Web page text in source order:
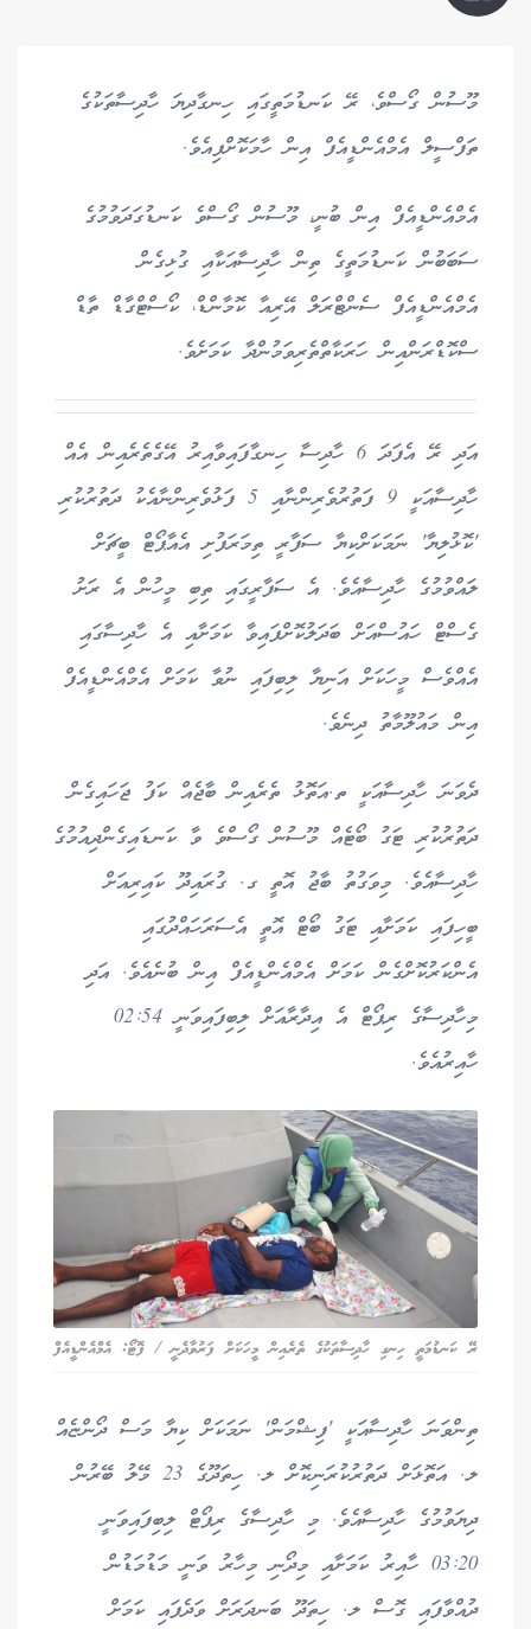
މޫސުން ގޯސްވެ، ރޭ ކަނޑުމަތީގައި ހިނގާދިޔަ ހާދިސާތަކުގެ
ތަފްސީލް އެމްއެންޑީއެފް އިން ހާމަކޮށްފިއެވެ.
އެމްއެންޑީއެފް އިން ބުނީ، މޫސުން ގޯސްވެ ކަނޑުގަދަވުމުގެ
ސަބަބުން ކަނޑުމަތީގެ ތިން ހާދިސާއަކާއި ގުޅިގެން
އެމްއެންޑީއެފް ސެންޓްރަލް އޭރިއާ ކޮމާންޑް، ކޯސްޓްގާޑް ތާޑް
ސްކޮޑްރަންއިން ހަރަކާތްތެރިވަމުންދާ ކަމަށެވެ.
އަދި ރޭ އެފަދަ 6 ހާދިސާ ހިނގާފައިވާއިރު އޭގެތެރެއިން އެއް
ހާދިސާއަކީ 9 ފަތުރުވެރިންނާއި 5 ފަޅުވެރިންނާއެކު ދަތުރުކުރި
'ކޮޅުލިޔާ' ނަމަކަށްކިޔާ ސަފާރީ ތިމަރަފުށި އެއާޕޯޓް ބީޗަށް
ލައްވުމުގެ ހާދިސާއެވެ. އެ ސަފާރީގައި ތިބި މީހުން އެ ރަށު
ގެސްޓް ހައުސްއަށް ބަދަލުކޮށްފައިވާ ކަމަށާއި އެ ހާދިސާގައި
އެއްވެސް މީހަކަށް އަނިޔާ ލިބިފައި ނުވާ ކަމަށް އެމްއެންޑީއެފް
އިން މައުލޫމާތު ދިނެވެ.
ދެވަނަ ހާދިސާއަކީ ތ.އަތޮޅު ތެރެއިން ބާޖެއް ކަފު ޖަހައިގެން
ދަތުރުކުރި ޓަގު ބޯޓެއް މޫސުން ގޯސްވެ ވާ ކަނޑައިގެންދިއުމުގެ
ހާދިސާއެވެ. މިވަގުތު ބާޖު އޮތީ ގ. ގުރައިދޫ ކައިރިއަށް
ބީހިފައި ކަމަށާއި ޓަގު ބޯޓް އޮތީ އެސަރަހައްދުގައި
އެންކަރުކޮށްގެން ކަމަށް އެމްއެންޑީއެފް އިން ބުނެއެވެ. އަދި
މިހާދިސާގެ ރިޕޯޓް އެ އިދާރާއަށް ލިބިފައިވަނީ 02:54
ހާއިރުއެވެ.
ރޭ ކަނޑުމަތީ ހިނގި ހާދިސާތަކުގެ ތެރެއިން މީހަކަށް ފަރުވާދެނީ / ފޮޓޯ: އެމްއެންޑީއެފް
ތިންވަނަ ހާދިސާއަކީ 'ފިޝްމަން' ނަމަކަށް ކިޔާ މަސް ދޯންޏެއް
ލ. އަތޮޅަށް ދަތުރުކުރަނިކޮށް ލ. ހިތަދޫގެ 23 މޭލު ބޭރުން
ދިޔަވުމުގެ ހާދިސާއެވެ. މި ހާދިސާގެ ރިޕޯޓް ލިބިފައިވަނީ
03:20 ހާއިރު ކަމަށާއި މިދޯނި މިހާރު ވަނީ މަޑުމަޑުން
ދުއްވާފައި ގޮސް ލ. ހިތަދޫ ބަނދަރަށް ވަދެފައި ކަމަށް